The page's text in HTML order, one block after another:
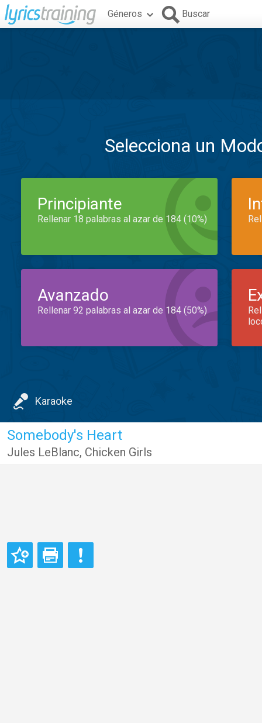
Géneros Buscar
Selecciona un
Principiante
Rellenar 18 palabras al azar de 184 (10%)
Avanzado
Rellenar 92 palabras al azar de 184 (50%)
Karaoke
Somebody's Heart
Jules LeBlanc, Chicken Girls